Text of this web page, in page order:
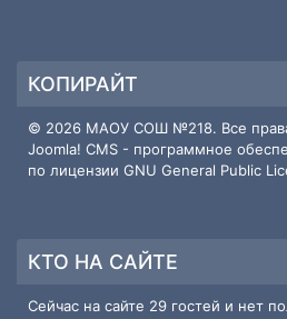
КОПИРАЙТ
© 2026 МАОУ СОШ №218. Все
Joomla! CMS - программное
по лицензии GNU General Public
КТО НА САЙТЕ
Сейчас на сайте 29 гостей и нет